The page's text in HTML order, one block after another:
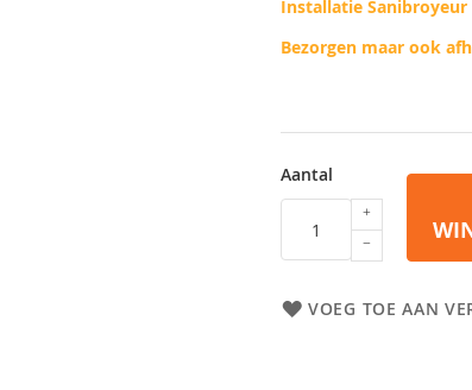
Installatie
Bezorgen maar ook
Aantal
VOEG TOE AAN